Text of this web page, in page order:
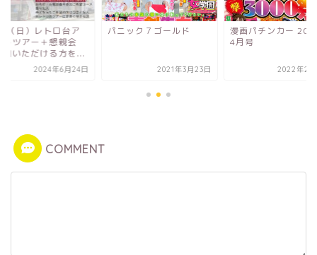
（日）レトロ台ア
ドツアー＋懇親会
加いただける方を...
2024年6月24日
パニック７ゴールド
2021年3月23日
漫画パチンカー
4月号
2022年2
COMMENT